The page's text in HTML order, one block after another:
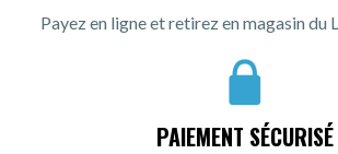
Payez en ligne et retirez en magasin du
PAIEMENT SÉCURISÉ